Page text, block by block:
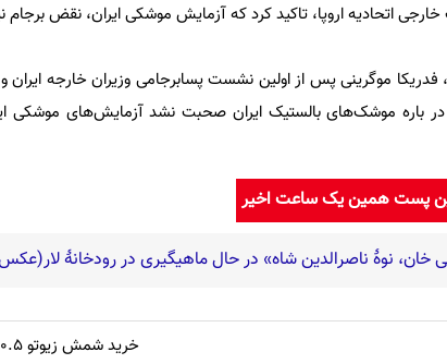
اتحادیه اروپا، تاکید کرد که آزمایش موشکی ایران، نقض
باره موشک‌های بالستیک ایران صحبت نشد آزمایش‌های موشکی
پست همین یک ساعت اخیر
خان، نوۀ ناصرالدین شاه» در حال ماهیگیری در رودخانۀ